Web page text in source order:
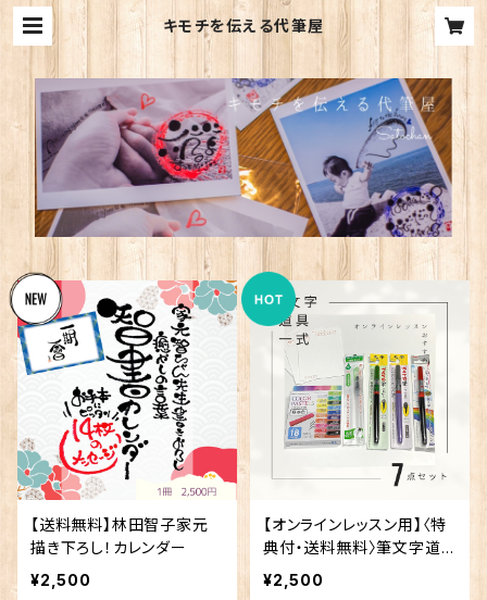
キモチを伝える代筆屋
【送料無料】林田智子家元
描き下ろし！カレンダー
¥2,500
【オンラインレッスン用】〈特
典付・送料無料〉筆文字道
具一式
¥2,500